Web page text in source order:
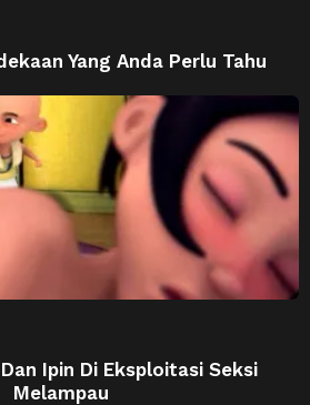
Yang Anda Perlu Tahu
Dan Ipin Di Eksploitasi Seksi
Melampau